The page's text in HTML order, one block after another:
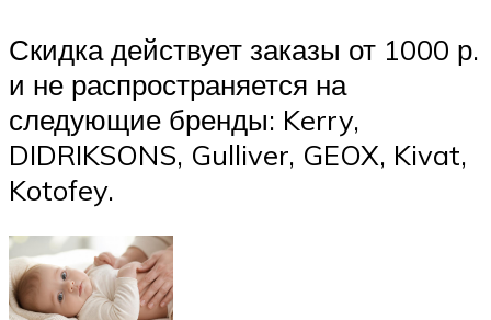
Скидка действует заказы от 1000 р.
и не распространяется на
следующие бренды: Kerry,
DIDRIKSONS, Gulliver, GEOX, Kivat,
Kotofey.